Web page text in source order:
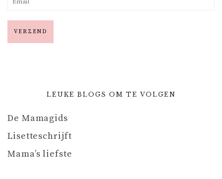
LEUKE BLOGS OM TE VOLGEN
De Mamagids
Lisetteschrijft
Mama’s liefste